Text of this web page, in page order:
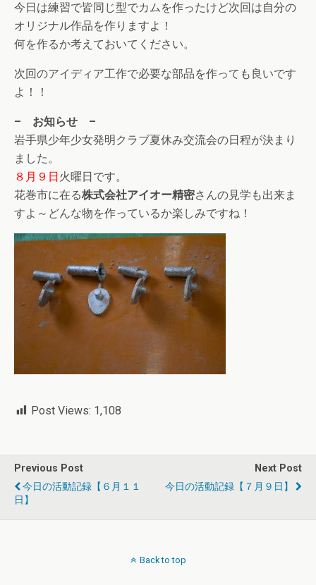
今日は練習で皆同じ型でカムを作ったけど次回は自分の
オリジナル作品を作りますよ！
何を作るか考えておいてください。
次回のアイディア工作で必要な部品を作っても良いです
よ！！
– お知らせ –
岩手県少年少女発明クラブ夏休み交流会の日程が決まり
ました。
８月９日火曜日です。
花巻市に在る株式会社アイオー精密さんの見学も出来ま
すよ～どんな物を作っているか楽しみですね！
Post Views: 1,108
Previous Post
今日の活動記録【６月１１
日】
Next Post
今日の活動記録【７月９日】
Back to top